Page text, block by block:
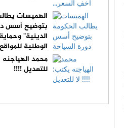
الهميسات
بتوضيح أسس
الدينية"
الوطنية
محمد الهياجنه
للتعديل !!!!